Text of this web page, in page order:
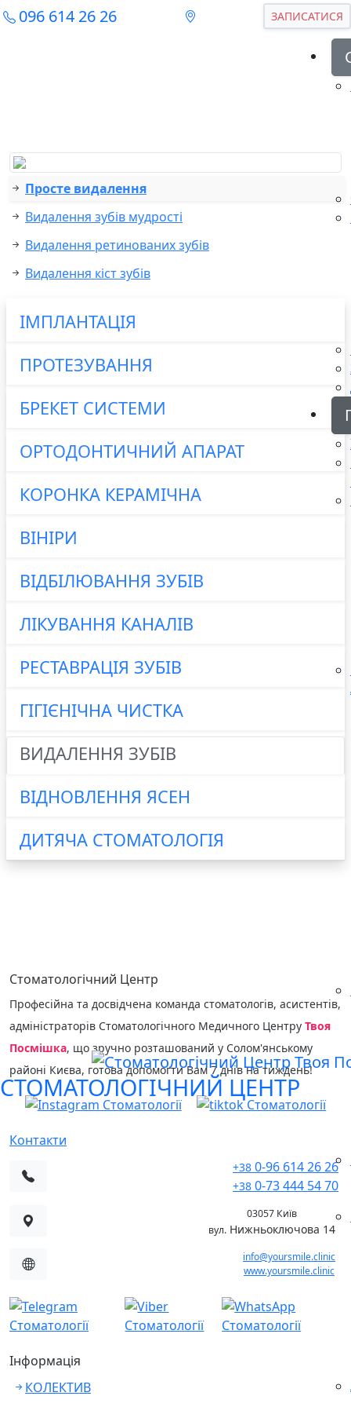
096 614 26 26 ЗАПИСАТИСЯ
СТОМАТОЛОГІЧНИЙ ЦЕНТР
Просте видалення
Видалення зубів мудрості
Видалення ретинованих зубів
Видалення кіст зубів
ІМПЛАНТАЦІЯ
ПРОТЕЗУВАННЯ
БРЕКЕТ СИСТЕМИ
ОРТОДОНТИЧНИЙ АПАРАТ
КОРОНКА КЕРАМІЧНА
ВІНІРИ
ВІДБІЛЮВАННЯ ЗУБІВ
ЛІКУВАННЯ КАНАЛІВ
РЕСТАВРАЦІЯ ЗУБІВ
ГІГІЄНІЧНА ЧИСТКА
ВИДАЛЕННЯ ЗУБІВ
ВІДНОВЛЕННЯ ЯСЕН
ДИТЯЧА СТОМАТОЛОГІЯ
Стоматологічний Центр
Професійна та досвідчена команда стоматологів, асистентів,
адміністраторів Стоматологічного Медичного Центру Твоя
Посмішка, що зручно розташований у Солом'янському
районі Києва, готова допомогти Вам 7 днів на тиждень!
Контакти
+38 0-96 614 26 26
+38 0-73 444 54 70
03057 Київ
вул. Нижньоключова 14
info@yoursmile.clinic
www.yoursmile.clinic
Інформація
КОЛЕКТИВ